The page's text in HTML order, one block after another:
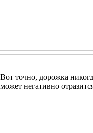
Вот точно, дорожка
может негативно